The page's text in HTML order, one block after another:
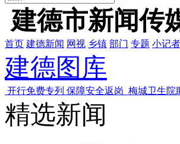
建德市新闻传
首页 建德新闻 网视 乡镇 部门 专题 小记者
建德图库
开行免费专列 保障安全返岗 梅城卫生院
精选新闻